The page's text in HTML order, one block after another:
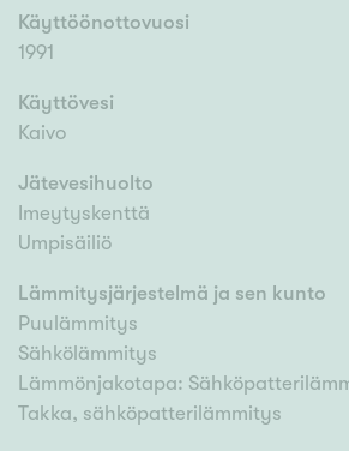
Käyttöönottovuosi
1991
Käyttövesi
Kaivo
Jätevesihuolto
Imeytyskenttä
Umpisäiliö
Lämmitysjärjestelmä ja sen kunto
Puulämmitys
Sähkölämmitys
Lämmönjakotapa:
Takka, sähköpatterilämmitys